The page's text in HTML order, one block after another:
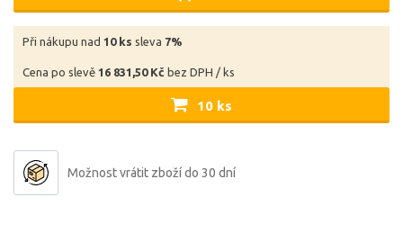
Při nákupu nad 10 ks sleva 7%
Cena po slevě 16 831,50 Kč bez DPH / ks
10 ks
Možnost vrátit zboží do 30 dní